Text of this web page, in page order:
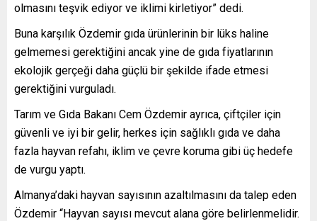
olmasını teşvik ediyor ve iklimi kirletiyor” dedi.
Buna karşılık Özdemir gıda ürünlerinin bir lüks haline
gelmemesi gerektiğini ancak yine de gıda fiyatlarının
ekolojik gerçeği daha güçlü bir şekilde ifade etmesi
gerektiğini vurguladı.
Tarım ve Gıda Bakanı Cem Özdemir ayrıca, çiftçiler için
güvenli ve iyi bir gelir, herkes için sağlıklı gıda ve daha
fazla hayvan refahı, iklim ve çevre koruma gibi üç hedefe
de vurgu yaptı.
Almanya’daki hayvan sayısının azaltılmasını da talep eden
Özdemir “Hayvan sayısı mevcut alana göre belirlenmelidir.